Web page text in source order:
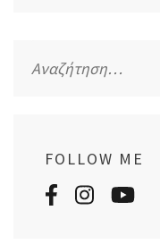
για:
FOLLOW ME